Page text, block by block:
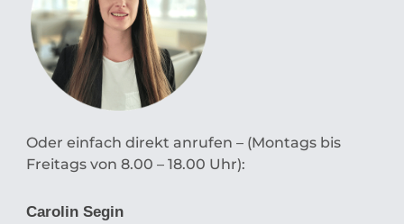
Oder einfach direkt anrufen – (Montags bis
Freitags von 8.00 – 18.00 Uhr):
Carolin Segin